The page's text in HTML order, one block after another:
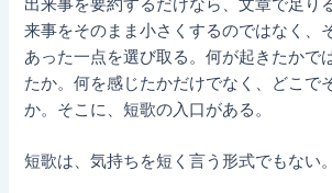
出来事を要約するだけなら、文章で足り
来事をそのまま小さくするのではなく、
あった一点を選び取る。何が起きたかで
たか。何を感じたかだけでなく、どこで
か。そこに、短歌の入口がある。
短歌は、気持ちを短く言う形式でもない。